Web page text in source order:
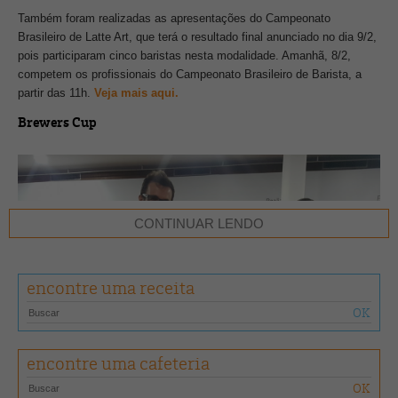
Também foram realizadas as apresentações do Campeonato
Brasileiro de Latte Art, que terá o resultado final anunciado no dia 9/2,
pois participaram cinco baristas nesta modalidade. Amanhã, 8/2,
competem os profissionais do Campeonato Brasileiro de Barista, a
partir das 11h. Veja mais aqui.
Brewers Cup
CONTINUAR LENDO
encontre uma receita
encontre uma cafeteria